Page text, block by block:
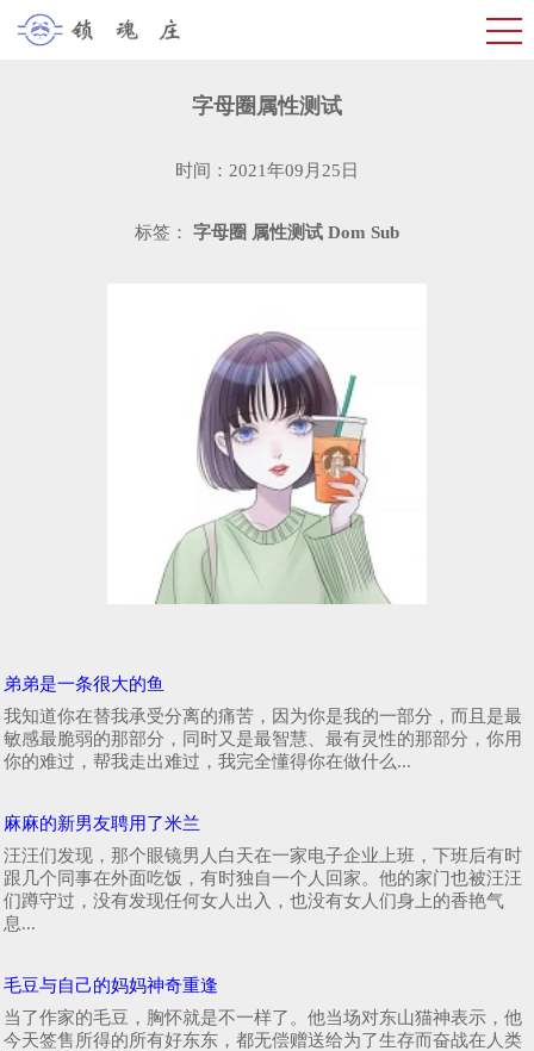
字母圈属性测试
时间：2021年09月25日
标签： 字母圈 属性测试 Dom Sub
弟弟是一条很大的鱼
我知道你在替我承受分离的痛苦，因为你是我的一部分，而且是最
敏感最脆弱的那部分，同时又是最智慧、最有灵性的那部分，你用
你的难过，帮我走出难过，我完全懂得你在做什么...
麻麻的新男友聘用了米兰
汪汪们发现，那个眼镜男人白天在一家电子企业上班，下班后有时
跟几个同事在外面吃饭，有时独自一个人回家。他的家门也被汪汪
们蹲守过，没有发现任何女人出入，也没有女人们身上的香艳气
息...
毛豆与自己的妈妈神奇重逢
当了作家的毛豆，胸怀就是不一样了。他当场对东山猫神表示，他
今天签售所得的所有好东东，都无偿赠送给为了生存而奋战在人类